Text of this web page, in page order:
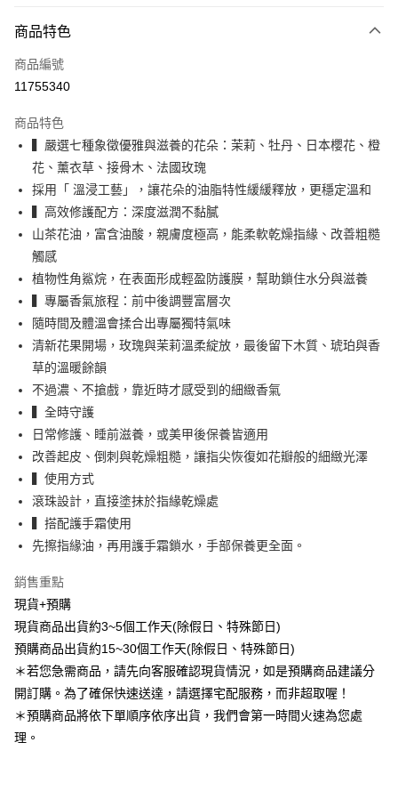
台灣樂天信用卡公司
全盈+PAY
大哥付你分期
2.付款方式選擇「大哥付你分期」，訂單成立後會自動跳轉到大哥付的交易
流程，驗證手機門號後，選擇欲分期的期數、繳款截止日，確認付款後即完
成交易。
3.實際核准額度、可分期數及費用金額請依後續交易確認頁面所載為準。
4.訂單成立30分鐘內，如未前往確認交易或遇審核未通過，訂單將自動取
消。如遇「轉專審核」未通過狀況，表示未達大哥付你分期系統評分，恕無
法說明評估內容。
【繳款方式說明】
1.分期款項不併入電信帳單，「大哥付你分期」於每月結算日後寄送繳費提
醒簡訊。
帳／街口支付／iPASS MONEY」等通路繳費。
【注意事項】
1.本服務係由「台灣大哥大股份有限公司」（以下簡稱本公司）所提供，讓
用戶於交易時，得透過本服務購買商品或服務，並由商店將買賣／分期付款
買賣價金債權讓與本公司後，依約使用本公司帳單繳交帳款。
資料（包含姓名、電話或地址）提供予台灣大哥大進項蒐集、處理及利用，
由本公司與您本人進行分期帳單所需資料之確認、核對及更正。
3.完整用戶服務條款，請詳閱以下連結：https://oppay.tw/userRule
運送方式
全家取貨付款免運
免運費
付款後全家取貨免運
免運費
萊爾富取貨付款免運
免運費
付款後萊爾富取貨免運
免運費
7-11取貨付款免運
免運費
付款後7-11取貨免運
免運費
宅配
每筆NT$80，滿NT$888(含以上)免運費
宅配免運
免運費
每筆NT$220
國家/地區配送 查看運費
商品特色
商品編號
11755340
商品特色
▍嚴選七種象徵優雅與滋養的花朵：茉莉、牡丹、日本櫻花、橙
花、薰衣草、接骨木、法國玫瑰
採用「 溫浸工藝」，讓花朵的油脂特性緩緩釋放，更穩定溫和
▍高效修護配方：深度滋潤不黏膩
山茶花油，富含油酸，親膚度極高，能柔軟乾燥指緣、改善粗糙
觸感
植物性角鯊烷，在表面形成輕盈防護膜，幫助鎖住水分與滋養
▍專屬香氣旅程：前中後調豐富層次
隨時間及體溫會揉合出專屬獨特氣味
清新花果開場，玫瑰與茉莉溫柔綻放，最後留下木質、琥珀與香
草的溫暖餘韻
不過濃、不搶戲，靠近時才感受到的細緻香氣
▍全時守護
日常修護、睡前滋養，或美甲後保養皆適用
改善起皮、倒刺與乾燥粗糙，讓指尖恢復如花瓣般的細緻光澤
▍使用方式
滾珠設計，直接塗抹於指緣乾燥處
▍搭配護手霜使用
先擦指緣油，再用護手霜鎖水，手部保養更全面。
銷售重點
現貨+預購
現貨商品出貨約3~5個工作天(除假日、特殊節日)
預購商品出貨約15~30個工作天(除假日、特殊節日)
＊若您急需商品，請先向客服確認現貨情況，如是預購商品建議分
開訂購。為了確保快速送達，請選擇宅配服務，而非超取喔！
＊預購商品將依下單順序依序出貨，我們會第一時間火速為您處
理。